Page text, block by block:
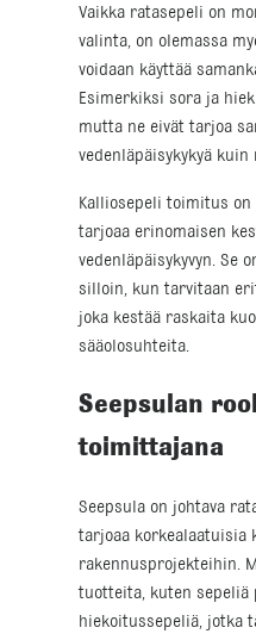
Vaikka ratasepeli on
valinta, on olemassa
voidaan käyttää
Esimerkiksi sora ja
mutta ne eivät tarjoa
vedenläpäisykykyä kuin
Kalliosepeli toimitus on
tarjoaa erinomaisen
vedenläpäisykyvyn. Se
silloin, kun tarvitaan
joka kestää raskaita
sääolosuhteita.
Seepsulan
toimittajana
Seepsula on johtava
tarjoaa korkealaatuisia
rakennusprojekteihin.
tuotteita, kuten sepeliä
hiekoitussepeliä, jotka